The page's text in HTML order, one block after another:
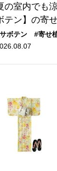
の室内でも
テン】の寄
ボテン #寄せ